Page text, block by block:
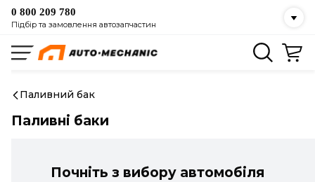
0 800 209 780
Підбір та замовлення автозапчастин
Паливний бак
Паливні баки
Почніть з вибору автомобіля